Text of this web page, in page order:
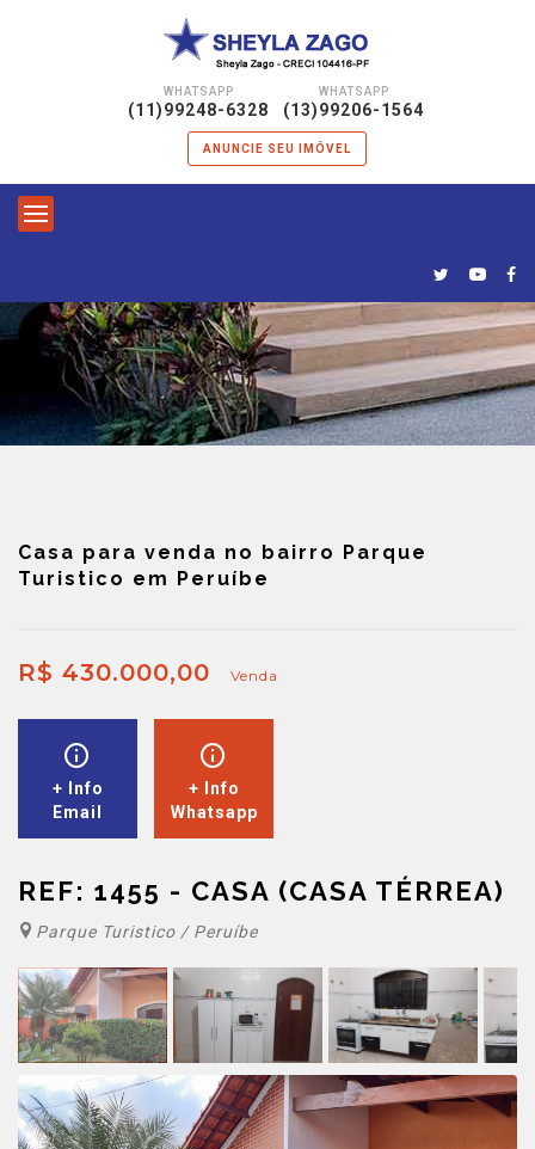
WHATSAPP
(11)99248-6328
WHATSAPP
(13)99206-1564
ANUNCIE SEU IMÓVEL
Casa para venda no bairro Parque
Turistico em Peruíbe
R$ 430.000,00 Venda
+ Info
Email
+ Info
Whatsapp
REF: 1455 - CASA (CASA TÉRREA)
Parque Turistico / Peruíbe